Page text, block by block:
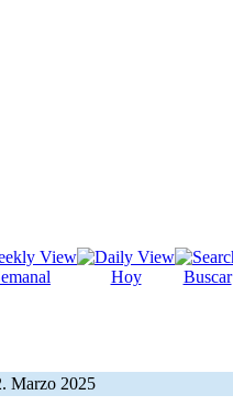
Hoy Buscar
Marzo 2025